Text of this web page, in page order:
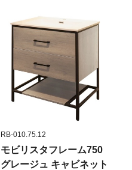
RB-010.75.12
モビリスタフレーム750
グレージュ キャビネット